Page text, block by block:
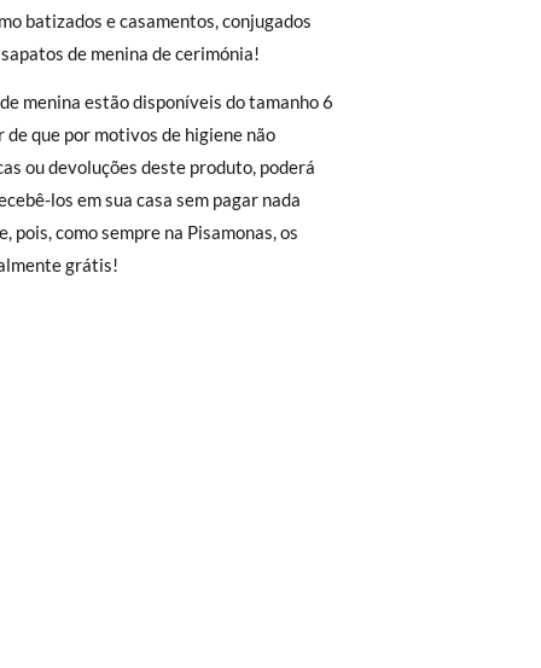
batizados e casamentos, conjugados
de menina de cerimónia!
menina estão disponíveis do tamanho 6
de que por motivos de higiene não
ou devoluções deste produto, poderá
los em sua casa sem pagar nada
pois, como sempre na Pisamonas, os
grátis!
Urgente (1 a 2 dias úteis para
30 €, o envio terá um custo de 2,95 €
não lhe servirem, basta ir à secção de
de Atendimento ao Cliente
sem gastos e em poucos dias!
Não tem que se preocupar com nada.
nos-emos de lhe enviar um estafeta
150cm 150-165cm